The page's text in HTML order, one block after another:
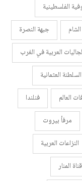
الفلسطينية
جبهة النصرة
العربية في الغرب
السلطنة العثمانية
العالم
فنلندا
مرفأ بيروت
النزاعات العربية
قناة المنار